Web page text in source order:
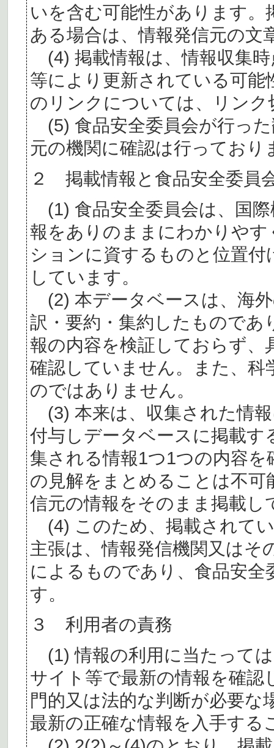
いを含む可能性があります。
ある場合は、情報発信元の文
(4) 掲載情報は、情報収集
等により更新されている可
のリンクについては、リン
(5) 食品安全委員会が行っ
元の機関に確認は行っており
２ 掲載情報と食品安全委員
(1) 食品安全委員会は、国
報をありのままにわかりや
ションに資するものと位置
しています。
(2) 本データベースは、海
訳・要約・集約したものであ
報の内容を検証しておらず、
確認していません。また、
のではありません。
(3) 本来は、収集された情
付与しデータベースに掲載
集される情報1つ1つの内容
の見解をまとめることは不
信元の情報をそのまま掲載し
(4) このため、掲載されて
主張は、情報発信機関又はそ
によるものであり、食品安
す。
３ 利用者の責務
(1) 情報の利用に当たって
サイト等で最新の情報を確認
門的又は法的な判断が必要
最新の正確な情報を入手する